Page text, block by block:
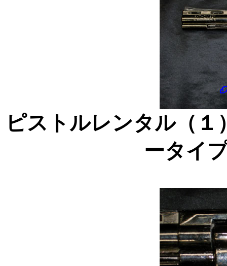
ピストルレンタル（
ータイ